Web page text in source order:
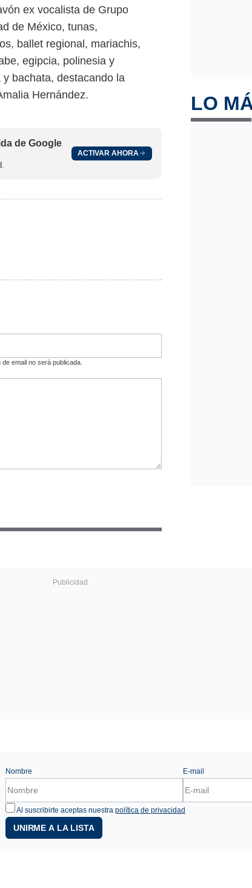
ex vocalista de Grupo
de México, tunas,
ballet regional, mariachis,
egipcia, polinesia y
bachata, destacando la
Hernández.
de Google
ACTIVAR AHORA
email no será publicada.
LO
Nombre E-mail
Al suscribirte aceptas nuestra política de privacidad
UNIRME A LA LISTA